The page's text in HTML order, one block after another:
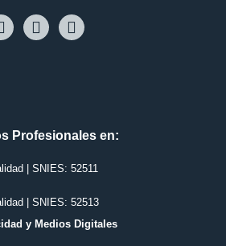
Profesionales en:
| SNIES: 52511
| SNIES: 52513
y Medios Digitales